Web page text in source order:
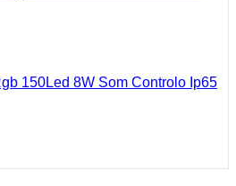
150Led 8W Som Controlo Ip65